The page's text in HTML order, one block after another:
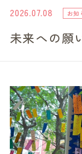
進路・就職情報
レンガ棟につい
卒業生の方へ
高校の先生方へ
2026.07.08 お知
未来への願